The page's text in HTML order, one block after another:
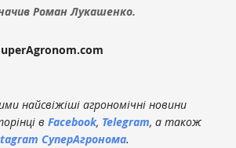
Роман Лукашенко.
найсвіжіші агрономічні новини
в Facebook, Telegram, а також
СуперАгронома.